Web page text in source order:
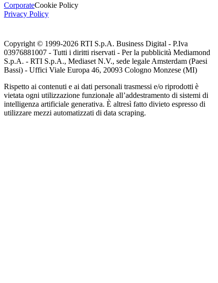
CorporateCookie Policy
Privacy Policy
Copyright © 1999-2026 RTI S.p.A. Business Digital - P.Iva
03976881007 - Tutti i diritti riservati - Per la pubblicità Mediamond
S.p.A. - RTI S.p.A., Mediaset N.V., sede legale Amsterdam (Paesi
Bassi) - Uffici Viale Europa 46, 20093 Cologno Monzese (MI)
Rispetto ai contenuti e ai dati personali trasmessi e/o riprodotti è
vietata ogni utilizzazione funzionale all’addestramento di sistemi di
intelligenza artificiale generativa. È altresì fatto divieto espresso di
utilizzare mezzi automatizzati di data scraping.